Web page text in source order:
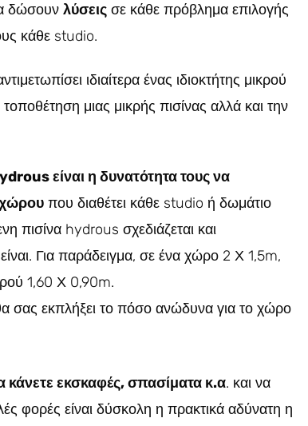
δώσουν λύσεις σε κάθε πρόβλημα επιλογής
κάθε studio.
ιδιαίτερα ένας ιδιοκτήτης μικρού
μιας μικρής πισίνας αλλά και την
είναι η δυνατότητα τους να
χώρου που διαθέτει κάθε studio ή δωμάτιο
πισίνα hydrous σχεδιάζεται και
Για παράδειγμα, σε ένα χώρο 2 Χ 1,5m,
1,60 Χ 0,90m.
σας εκπλήξει το πόσο ανώδυνα για το χώρο
κάνετε εκσκαφές, σπασίματα κ.α. και να
φορές είναι δύσκολη η πρακτικά αδύνατη η